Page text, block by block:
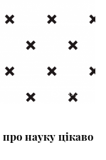
4332
науку цікаво